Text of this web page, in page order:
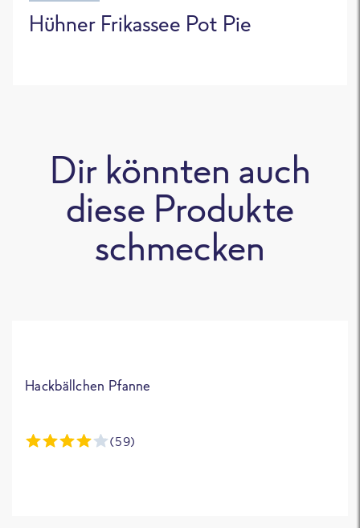
Hühner Frikassee Pot Pie
Dir könnten auch
diese Produkte
schmecken
Hackbällchen Pfanne
(59)